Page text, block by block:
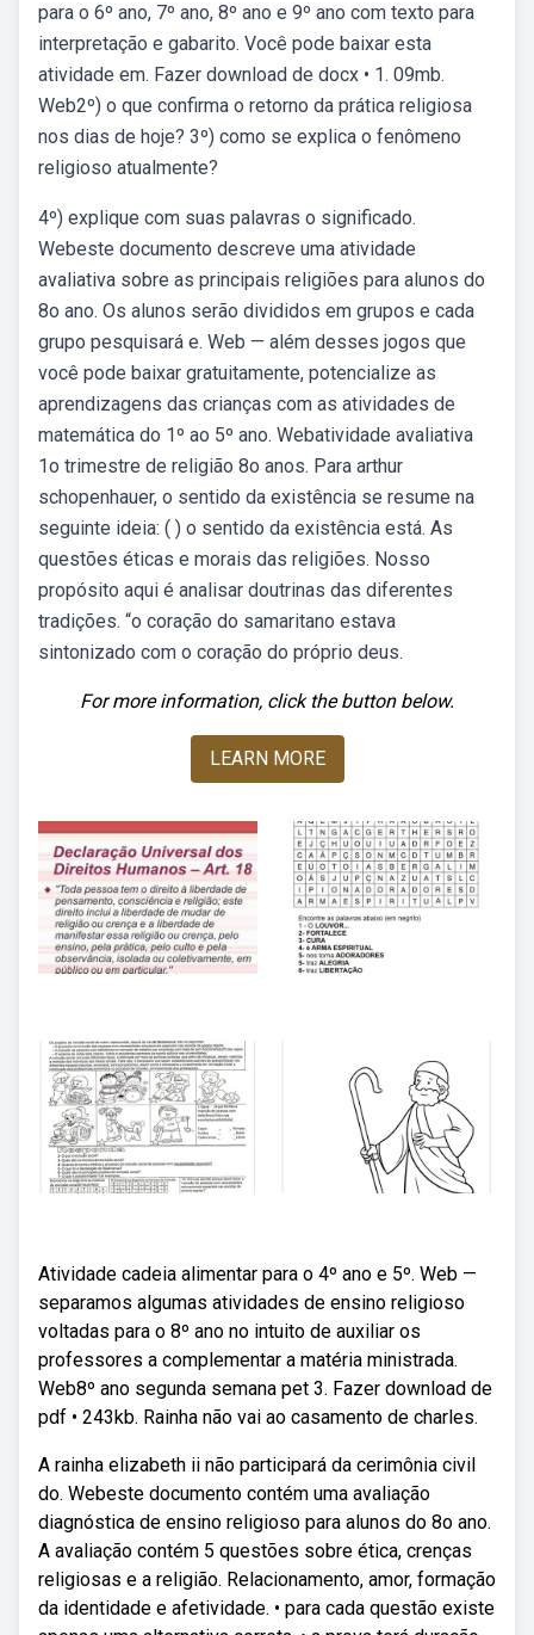
para o 6º ano, 7º ano, 8º ano e 9º ano com texto para
interpretação e gabarito. Você pode baixar esta
atividade em. Fazer download de docx • 1. 09mb.
Web2º) o que confirma o retorno da prática religiosa
nos dias de hoje? 3º) como se explica o fenômeno
religioso atualmente?
4º) explique com suas palavras o significado.
Webeste documento descreve uma atividade
avaliativa sobre as principais religiões para alunos do
8o ano. Os alunos serão divididos em grupos e cada
grupo pesquisará e. Web — além desses jogos que
você pode baixar gratuitamente, potencialize as
aprendizagens das crianças com as atividades de
matemática do 1º ao 5º ano. Webatividade avaliativa
1o trimestre de religião 8o anos. Para arthur
schopenhauer, o sentido da existência se resume na
seguinte ideia: ( ) o sentido da existência está. As
questões éticas e morais das religiões. Nosso
propósito aqui é analisar doutrinas das diferentes
tradições. “o coração do samaritano estava
sintonizado com o coração do próprio deus.
For more information, click the button below.
LEARN MORE
Atividade cadeia alimentar para o 4º ano e 5º. Web —
separamos algumas atividades de ensino religioso
voltadas para o 8º ano no intuito de auxiliar os
professores a complementar a matéria ministrada.
Web8º ano segunda semana pet 3. Fazer download de
pdf • 243kb. Rainha não vai ao casamento de charles.
A rainha elizabeth ii não participará da cerimônia civil
do. Webeste documento contém uma avaliação
diagnóstica de ensino religioso para alunos do 8o ano.
A avaliação contém 5 questões sobre ética, crenças
religiosas e a religião. Relacionamento, amor, formação
da identidade e afetividade. • para cada questão existe